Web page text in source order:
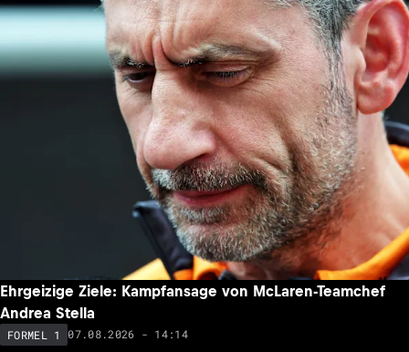
Ehrgeizige Ziele: Kampfansage von McLaren-Teamchef
Andrea Stella
FORMEL 1 07.08.2026 - 14:14